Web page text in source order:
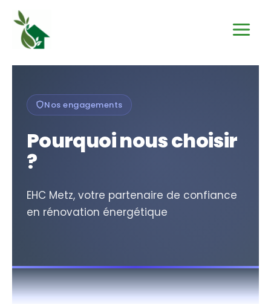
Aller
contenu
Nos engagements
Pourquoi nous choisir
?
EHC Metz, votre partenaire de confiance
en rénovation énergétique